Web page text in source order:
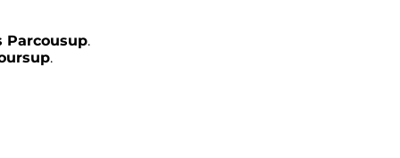
Parcousup.
.